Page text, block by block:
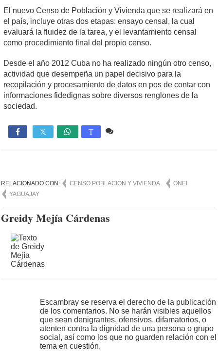
El nuevo Censo de Población y Vivienda que se realizará en
el país, incluye otras dos etapas: ensayo censal, la cual
evaluará la fluidez de la tarea, y el levantamiento censal
como procedimiento final del propio censo.
Desde el año 2012 Cuba no ha realizado ningún otro censo,
actividad que desempeña un papel decisivo para la
recopilación y procesamiento de datos en pos de contar con
informaciones fidedignas sobre diversos renglones de la
sociedad.
 T
RELACIONADO CON: CENSO POBLACION Y VIVIENDA
ONEI
YAGUAJAY
Greidy Mejía Cárdenas
Escambray se reserva el derecho de la publicación
de los comentarios. No se harán visibles aquellos
que sean denigrantes, ofensivos, difamatorios, o
atenten contra la dignidad de una persona o grupo
social, así como los que no guarden relación con el
tema en cuestión.